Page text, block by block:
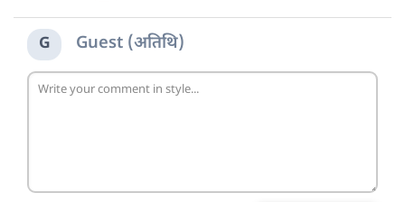
G Guest (अतिथि)